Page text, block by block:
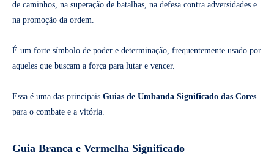
de caminhos, na superação de batalhas, na defesa contra adversidades e
na promoção da ordem.
É um forte símbolo de poder e determinação, frequentemente usado por
aqueles que buscam a força para lutar e vencer.
Essa é uma das principais Guias de Umbanda Significado das Cores
para o combate e a vitória.
Guia Branca e Vermelha Significado